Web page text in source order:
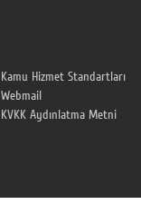
Kamu Hizmet Standartları
Webmail
KVKK Aydınlatma Metni